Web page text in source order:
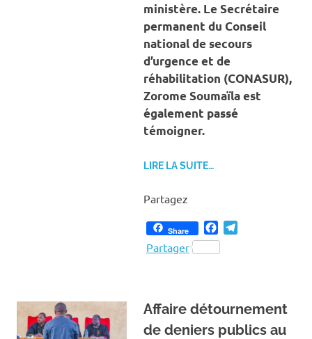
ministère. Le Secrétaire
permanent du Conseil
national de secours
d’urgence et de
réhabilitation (CONASUR),
Zorome Soumaïla est
également passé
témoigner.
LIRE LA SUITE…
Partagez
Share Facebook
Partager
Affaire détournement
de deniers publics au